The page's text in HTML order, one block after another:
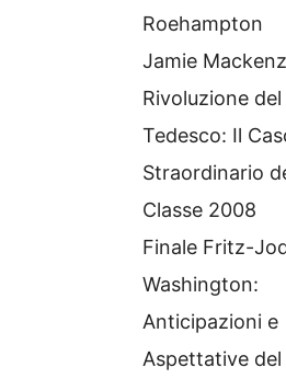
Roehampton
Jamie
Rivoluzione
Tedesco: Il
Straordinario
Classe 2008
Finale Fritz-
Washington:
Anticipazioni e
Aspettative